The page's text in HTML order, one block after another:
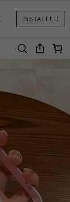
INSTALLER